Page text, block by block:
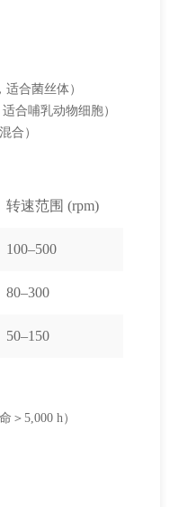
适合菌丝体）
合哺乳动物细胞）
合）
转速范围 (rpm)
100–500
80–300
50–150
＞5,000 h）